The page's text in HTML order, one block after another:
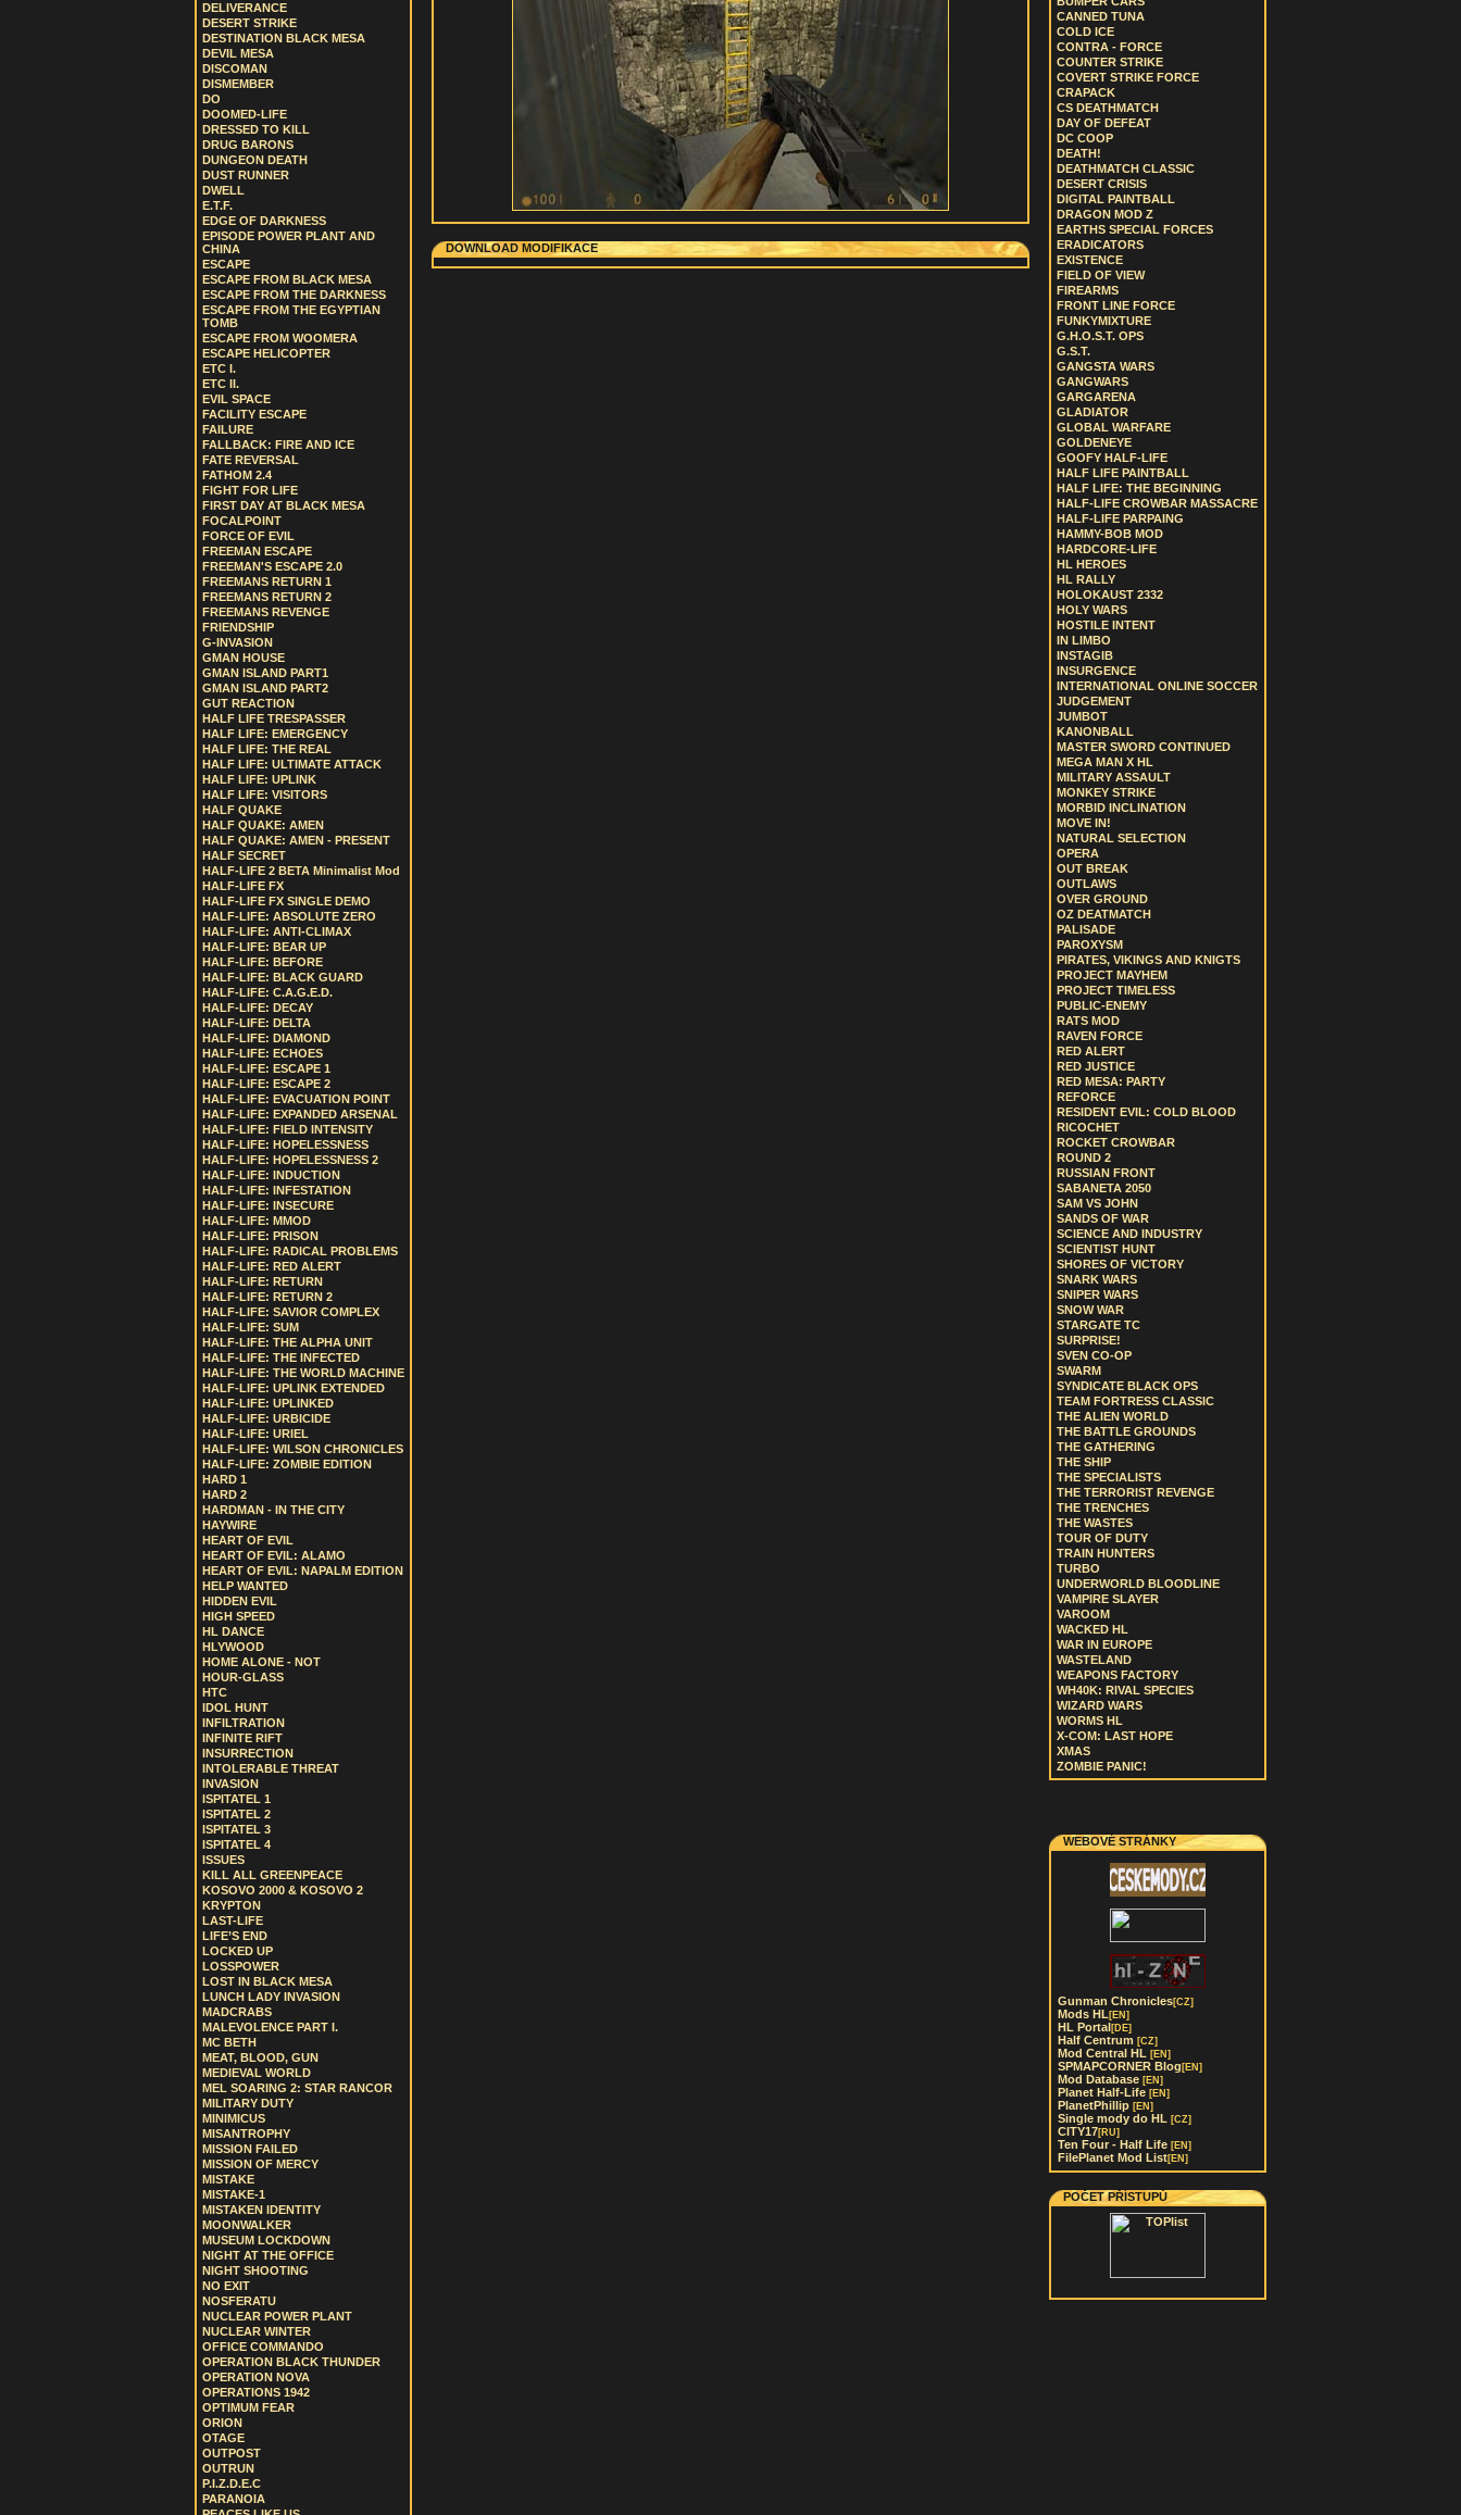
DELIVERANCE
DESERT STRIKE
DESTINATION BLACK MESA
DEVIL MESA
DISCOMAN
DISMEMBER
DO
DOOMED-LIFE
DRESSED TO KILL
DRUG BARONS
DUNGEON DEATH
DUST RUNNER
DWELL
E.T.F.
EDGE OF DARKNESS
EPISODE POWER PLANT AND
CHINA
ESCAPE
ESCAPE FROM BLACK MESA
ESCAPE FROM THE DARKNESS
ESCAPE FROM THE EGYPTIAN
TOMB
ESCAPE FROM WOOMERA
ESCAPE HELICOPTER
ETC I.
ETC II.
EVIL SPACE
FACILITY ESCAPE
FAILURE
FALLBACK: FIRE AND ICE
FATE REVERSAL
FATHOM 2.4
FIGHT FOR LIFE
FIRST DAY AT BLACK MESA
FOCALPOINT
FORCE OF EVIL
FREEMAN ESCAPE
FREEMAN'S ESCAPE 2.0
FREEMANS RETURN 1
FREEMANS RETURN 2
FREEMANS REVENGE
FRIENDSHIP
G-INVASION
GMAN HOUSE
GMAN ISLAND PART1
GMAN ISLAND PART2
GUT REACTION
HALF LIFE TRESPASSER
HALF LIFE: EMERGENCY
HALF LIFE: THE REAL
HALF LIFE: ULTIMATE ATTACK
HALF LIFE: UPLINK
HALF LIFE: VISITORS
HALF QUAKE
HALF QUAKE: AMEN
HALF QUAKE: AMEN - PRESENT
HALF SECRET
HALF-LIFE 2 BETA Minimalist Mod
HALF-LIFE FX
HALF-LIFE FX SINGLE DEMO
HALF-LIFE: ABSOLUTE ZERO
HALF-LIFE: ANTI-CLIMAX
HALF-LIFE: BEAR UP
HALF-LIFE: BEFORE
HALF-LIFE: BLACK GUARD
HALF-LIFE: C.A.G.E.D.
HALF-LIFE: DECAY
HALF-LIFE: DELTA
HALF-LIFE: DIAMOND
HALF-LIFE: ECHOES
HALF-LIFE: ESCAPE 1
HALF-LIFE: ESCAPE 2
HALF-LIFE: EVACUATION POINT
HALF-LIFE: EXPANDED ARSENAL
HALF-LIFE: FIELD INTENSITY
HALF-LIFE: HOPELESSNESS
HALF-LIFE: HOPELESSNESS 2
HALF-LIFE: INDUCTION
HALF-LIFE: INFESTATION
HALF-LIFE: INSECURE
HALF-LIFE: MMOD
HALF-LIFE: PRISON
HALF-LIFE: RADICAL PROBLEMS
HALF-LIFE: RED ALERT
HALF-LIFE: RETURN
HALF-LIFE: RETURN 2
HALF-LIFE: SAVIOR COMPLEX
HALF-LIFE: SUM
HALF-LIFE: THE ALPHA UNIT
HALF-LIFE: THE INFECTED
HALF-LIFE: THE WORLD MACHINE
HALF-LIFE: UPLINK EXTENDED
HALF-LIFE: UPLINKED
HALF-LIFE: URBICIDE
HALF-LIFE: URIEL
HALF-LIFE: WILSON CHRONICLES
HALF-LIFE: ZOMBIE EDITION
HARD 1
HARD 2
HARDMAN - IN THE CITY
HAYWIRE
HEART OF EVIL
HEART OF EVIL: ALAMO
HEART OF EVIL: NAPALM EDITION
HELP WANTED
HIDDEN EVIL
HIGH SPEED
HL DANCE
HLYWOOD
HOME ALONE - NOT
HOUR-GLASS
HTC
IDOL HUNT
INFILTRATION
INFINITE RIFT
INSURRECTION
INTOLERABLE THREAT
INVASION
ISPITATEL 1
ISPITATEL 2
ISPITATEL 3
ISPITATEL 4
ISSUES
KILL ALL GREENPEACE
KOSOVO 2000 & KOSOVO 2
KRYPTON
LAST-LIFE
LIFE’S END
LOCKED UP
LOSSPOWER
LOST IN BLACK MESA
LUNCH LADY INVASION
MADCRABS
MALEVOLENCE PART I.
MC BETH
MEAT, BLOOD, GUN
MEDIEVAL WORLD
MEL SOARING 2: STAR RANCOR
MILITARY DUTY
MINIMICUS
MISANTROPHY
MISSION FAILED
MISSION OF MERCY
MISTAKE
MISTAKE-1
MISTAKEN IDENTITY
MOONWALKER
MUSEUM LOCKDOWN
NIGHT AT THE OFFICE
NIGHT SHOOTING
NO EXIT
NOSFERATU
NUCLEAR POWER PLANT
NUCLEAR WINTER
OFFICE COMMANDO
OPERATION BLACK THUNDER
OPERATION NOVA
OPERATIONS 1942
OPTIMUM FEAR
ORION
OTAGE
OUTPOST
OUTRUN
P.I.Z.D.E.C
PARANOIA
DOWNLOAD MODIFIKACE
CANNED TUNA
COLD ICE
CONTRA - FORCE
COUNTER STRIKE
COVERT STRIKE FORCE
CRAPACK
CS DEATHMATCH
DAY OF DEFEAT
DC COOP
DEATH!
DEATHMATCH CLASSIC
DESERT CRISIS
DIGITAL PAINTBALL
DRAGON MOD Z
EARTHS SPECIAL FORCES
ERADICATORS
EXISTENCE
FIELD OF VIEW
FIREARMS
FRONT LINE FORCE
FUNKYMIXTURE
G.H.O.S.T. OPS
G.S.T.
GANGSTA WARS
GANGWARS
GARGARENA
GLADIATOR
GLOBAL WARFARE
GOLDENEYE
GOOFY HALF-LIFE
HALF LIFE PAINTBALL
HALF LIFE: THE BEGINNING
HALF-LIFE CROWBAR MASSACRE
HALF-LIFE PARPAING
HAMMY-BOB MOD
HARDCORE-LIFE
HL HEROES
HL RALLY
HOLOKAUST 2332
HOLY WARS
HOSTILE INTENT
IN LIMBO
INSTAGIB
INSURGENCE
INTERNATIONAL ONLINE SOCCER
JUDGEMENT
JUMBOT
KANONBALL
MASTER SWORD CONTINUED
MEGA MAN X HL
MILITARY ASSAULT
MONKEY STRIKE
MORBID INCLINATION
MOVE IN!
NATURAL SELECTION
OPERA
OUT BREAK
OUTLAWS
OVER GROUND
OZ DEATMATCH
PALISADE
PAROXYSM
PIRATES, VIKINGS AND KNIGTS
PROJECT MAYHEM
PROJECT TIMELESS
PUBLIC-ENEMY
RATS MOD
RAVEN FORCE
RED ALERT
RED JUSTICE
RED MESA: PARTY
REFORCE
RESIDENT EVIL: COLD BLOOD
RICOCHET
ROCKET CROWBAR
ROUND 2
RUSSIAN FRONT
SABANETA 2050
SAM VS JOHN
SANDS OF WAR
SCIENCE AND INDUSTRY
SCIENTIST HUNT
SHORES OF VICTORY
SNARK WARS
SNIPER WARS
SNOW WAR
STARGATE TC
SURPRISE!
SVEN CO-OP
SWARM
SYNDICATE BLACK OPS
TEAM FORTRESS CLASSIC
THE ALIEN WORLD
THE BATTLE GROUNDS
THE GATHERING
THE SHIP
THE SPECIALISTS
THE TERRORIST REVENGE
THE TRENCHES
THE WASTES
TOUR OF DUTY
TRAIN HUNTERS
TURBO
UNDERWORLD BLOODLINE
VAMPIRE SLAYER
VAROOM
WACKED HL
WAR IN EUROPE
WASTELAND
WEAPONS FACTORY
WH40K: RIVAL SPECIES
WIZARD WARS
WORMS HL
X-COM: LAST HOPE
XMAS
ZOMBIE PANIC!
WEBOVÉ STRÁNKY
Gunman Chronicles[CZ]
Mods HL [EN]
HL Portal[DE]
Half Centrum [CZ]
Mod Central HL [EN]
SPMAPCORNER Blog [EN]
Mod Database [EN]
Planet Half-Life [EN]
PlanetPhillip [EN]
Single mody do HL [CZ]
CITY17[RU]
Ten Four - Half Life [EN]
FilePlanet Mod List[EN]
POČET PŘÍSTUPŮ